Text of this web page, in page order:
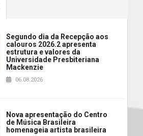
Segundo dia da Recepção aos
calouros 2026.2 apresenta
estrutura e valores da
Universidade Presbiteriana
Mackenzie
06.08.2026
Nova apresentação do Centro
de Música Brasileira
homenageia artista brasileira